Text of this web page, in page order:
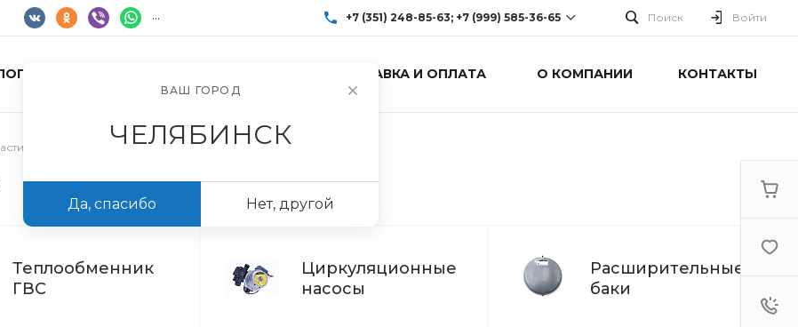
... +7 (351) 248-85-63; +7 (999) 585-36-65
+7 (351) 248-85-63; +7 (999) 585-36-65
Поиск Войти
ТОВАРОВ ДОСТАВКА И ОПЛАТА О КОМПАНИИ КОНТАКТЫ
для котлов
Теплообменник
ГВС
Циркуляционные
насосы
Расширительные
баки
ВАШ ГОРОД
ЧЕЛЯБИНСК
Да, спасибо Нет, другой